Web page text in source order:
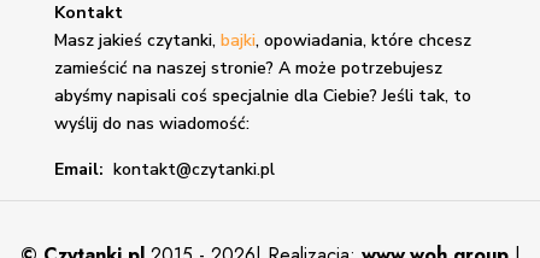
Kontakt
Masz jakieś czytanki, bajki, opowiadania, które chcesz
zamieścić na naszej stronie? A może potrzebujesz
abyśmy napisali coś specjalnie dla Ciebie? Jeśli tak, to
wyślij do nas wiadomość:
Email: kontakt@czytanki.pl